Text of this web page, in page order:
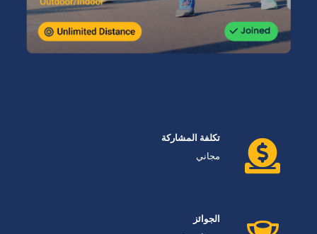
تكلفة المشاركة
مجاني
الجوائز